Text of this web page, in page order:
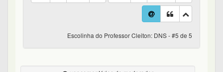
Escolinha do Professor Cleiton: DNS - #5 de 5